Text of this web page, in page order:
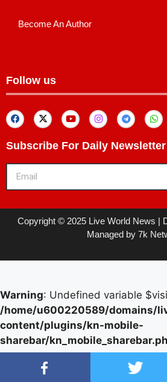
Become An Author
Follow us
Subscribe For Daily Newsletter
Copyright © 2025 Live World News |
Managed by 7k
Warning: Undefined variable
/home/u600220589/domains/
content/plugins/kn-mobile-
sharebar/